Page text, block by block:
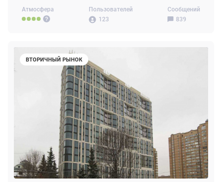
Атмосфера
Пользователей
123
Сообщений
839
ВТОРИЧНЫЙ РЫНОК